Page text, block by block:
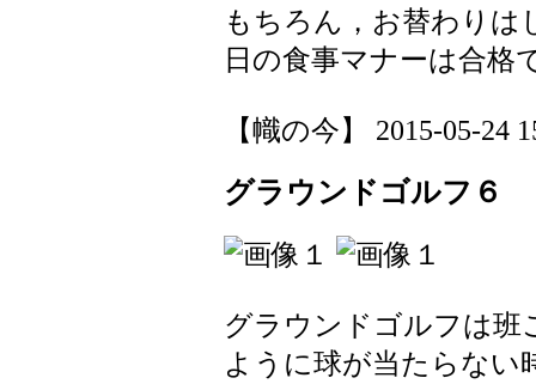
もちろん，お替わりは
日の食事マナーは合格
【幟の今】 2015-05-24
グラウンドゴルフ６
グラウンドゴルフは班
ように球が当たらない